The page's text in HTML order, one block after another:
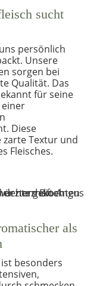
sucht
persönlich
Unsere
sorgen bei
Qualität. Das
für seine
Diese
Textur und
Fleisches.
als
ist besonders